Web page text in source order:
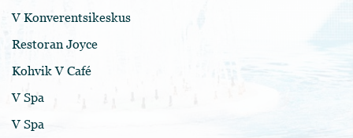
V Konverentsikeskus
Restoran Joyce
Kohvik V Café
V Spa
V Spa